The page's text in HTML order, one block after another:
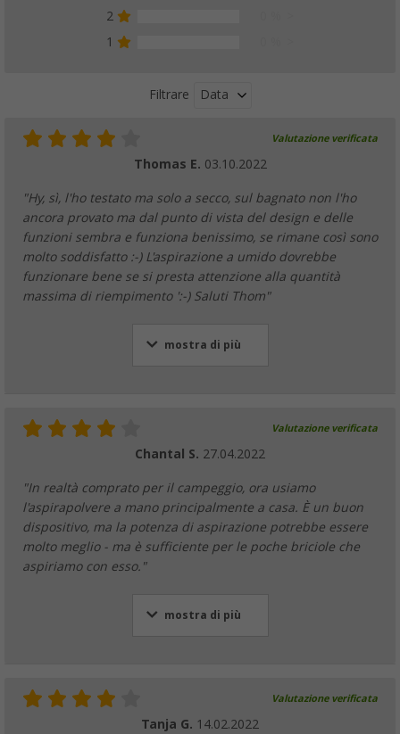
2
1
Filtrare Data
Valutazione verificata
Thomas E. 03.10.2022
"Hy, sì, l'ho testato ma solo a secco, sul bagnato non l'ho
ancora provato ma dal punto di vista del design e delle
funzioni sembra e funziona benissimo, se rimane così sono
molto soddisfatto :-) L'aspirazione a umido dovrebbe
funzionare bene se si presta attenzione alla quantità
massima di riempimento ':-) Saluti Thom"
mostra di più
Valutazione verificata
Chantal S. 27.04.2022
"In realtà comprato per il campeggio, ora usiamo
l'aspirapolvere a mano principalmente a casa. È un buon
dispositivo, ma la potenza di aspirazione potrebbe essere
molto meglio - ma è sufficiente per le poche briciole che
aspiriamo con esso."
mostra di più
Valutazione verificata
Tanja G. 14.02.2022